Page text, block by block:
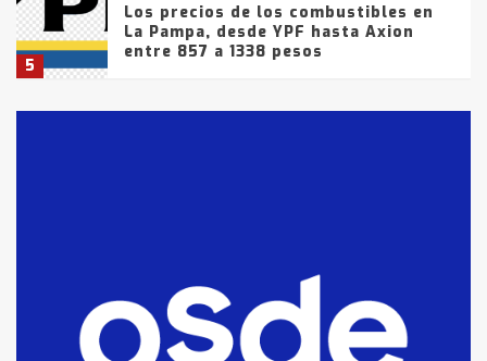
5
Los precios de los combustibles en
La Pampa, desde YPF hasta Axion
entre 857 a 1338 pesos
fueron detenidos por
comercialización de drogas en la
tarde del sábado